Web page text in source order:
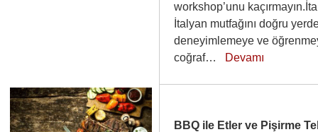
workshop’unu
İtalyan mutfağını doğru
deneyimlemeye ve
coğraf… Devamı
BBQ ile Etler ve Pişirme